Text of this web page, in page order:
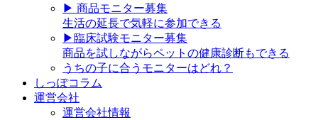
▶︎ 商品モニター募集
生活の延長で気軽に参加できる
▶︎臨床試験モニター募集
商品を試しながらペットの健康診断もできる
うちの子に合うモニターはどれ？
しっぽコラム
運営会社
運営会社情報